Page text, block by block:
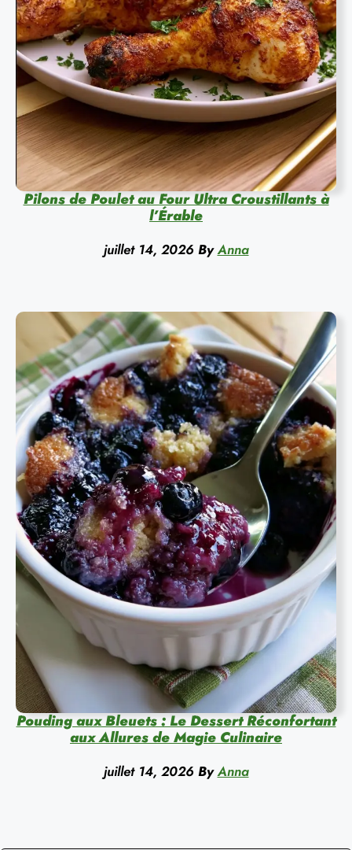
Pilons de Poulet au Four Ultra Croustillants à
l’Érable
juillet 14, 2026 By Anna
Pouding aux Bleuets : Le Dessert Réconfortant
aux Allures de Magie Culinaire
juillet 14, 2026 By Anna